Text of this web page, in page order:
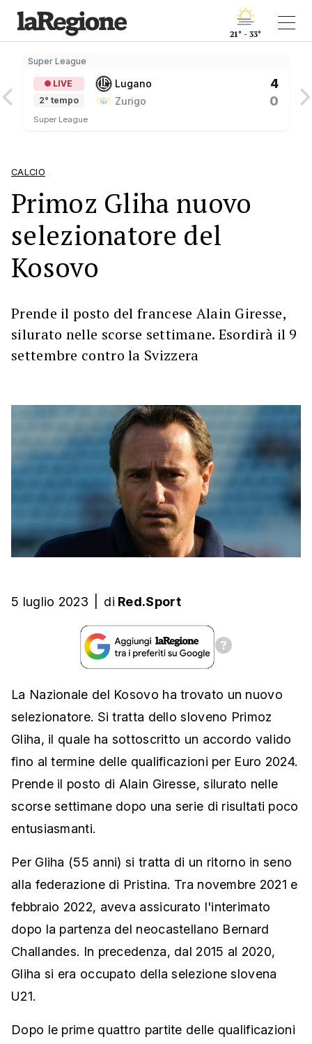
21° - 33°
Super League
LIVE
2° tempo
Lugano 4
Zurigo 0
Super League
CALCIO
Primoz Gliha nuovo
selezionatore del
Kosovo
Prende il posto del francese Alain Giresse,
silurato nelle scorse settimane. Esordirà il 9
settembre contro la Svizzera
5 luglio 2023 di Red.Sport
La Nazionale del Kosovo ha trovato un nuovo
selezionatore. Si tratta dello sloveno Primoz
Gliha, il quale ha sottoscritto un accordo valido
fino al termine delle qualificazioni per Euro 2024.
Prende il posto di Alain Giresse, silurato nelle
scorse settimane dopo una serie di risultati poco
entusiasmanti.
Per Gliha (55 anni) si tratta di un ritorno in seno
alla federazione di Pristina. Tra novembre 2021 e
febbraio 2022, aveva assicurato l'interimato
dopo la partenza del neocastellano Bernard
Challandes. In precedenza, dal 2015 al 2020,
Gliha si era occupato della selezione slovena
U21.
Dopo le prime quattro partite delle qualificazioni